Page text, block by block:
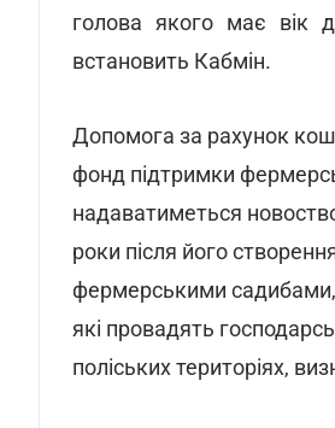
голова якого має вік
встановить Кабмін.
Допомога за рахунок
фонд підтримки
надаватиметься
роки після його
фермерськими
які провадять
поліських територіях,